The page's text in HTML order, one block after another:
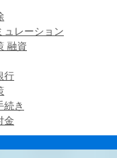
ュレーション
融資
行
続き
金